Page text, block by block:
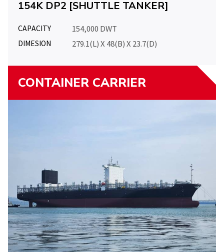
154K DP2 [SHUTTLE TANKER]
CAPACITY 154,000 DWT
DIMESION 279.1(L) X 48(B) X 23.7(D)
CONTAINER CARRIER